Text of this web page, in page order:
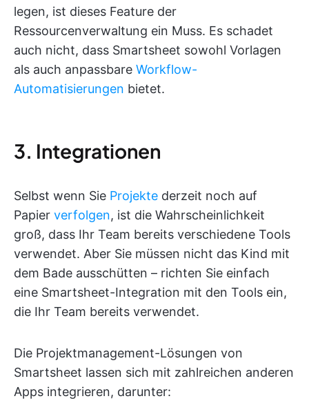
legen, ist dieses Feature der
Ressourcenverwaltung ein Muss. Es schadet
auch nicht, dass Smartsheet sowohl Vorlagen
als auch anpassbare Workflow-
Automatisierungen bietet.
3. Integrationen
Selbst wenn Sie Projekte derzeit noch auf
Papier verfolgen, ist die Wahrscheinlichkeit
groß, dass Ihr Team bereits verschiedene Tools
verwendet. Aber Sie müssen nicht das Kind mit
dem Bade ausschütten – richten Sie einfach
eine Smartsheet-Integration mit den Tools ein,
die Ihr Team bereits verwendet.
Die Projektmanagement-Lösungen von
Smartsheet lassen sich mit zahlreichen anderen
Apps integrieren, darunter: